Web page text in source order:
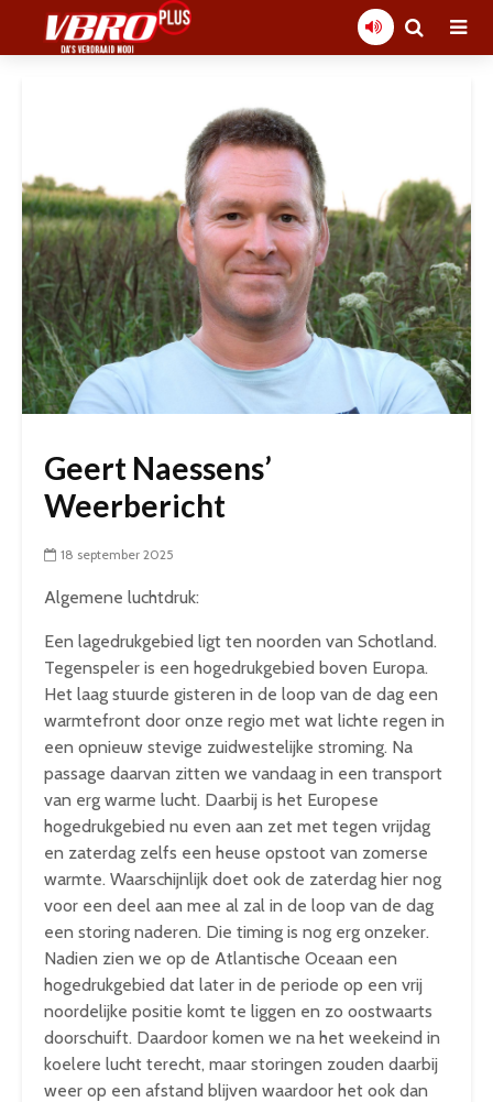
Geert Naessens’
Weerbericht
18 september 2025
Algemene luchtdruk:
Een lagedrukgebied ligt ten noorden van Schotland.
Tegenspeler is een hogedrukgebied boven Europa.
Het laag stuurde gisteren in de loop van de dag een
warmtefront door onze regio met wat lichte regen in
een opnieuw stevige zuidwestelijke stroming. Na
passage daarvan zitten we vandaag in een transport
van erg warme lucht. Daarbij is het Europese
hogedrukgebied nu even aan zet met tegen vrijdag
en zaterdag zelfs een heuse opstoot van zomerse
warmte. Waarschijnlijk doet ook de zaterdag hier nog
voor een deel aan mee al zal in de loop van de dag
een storing naderen. Die timing is nog erg onzeker.
Nadien zien we op de Atlantische Oceaan een
hogedrukgebied dat later in de periode op een vrij
noordelijke positie komt te liggen en zo oostwaarts
doorschuift. Daardoor komen we na het weekeind in
koelere lucht terecht, maar storingen zouden daarbij
weer op een afstand blijven waardoor het ook dan